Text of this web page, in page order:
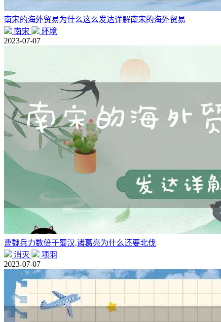
南宋的海外贸易为什么这么发达详解南宋的海外贸易
南宋
环境
2023-07-07
曹魏兵力数倍于蜀汉,诸葛亮为什么还要北伐
消灭
项羽
2023-07-07